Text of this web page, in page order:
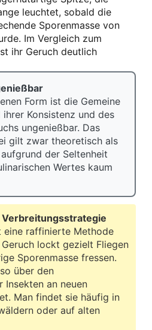
leuchtet, sobald die
Sporenmasse von
Im Vergleich zum
ihr Geruch deutlich
Form ist die Gemeine
Konsistenz und des
ungenießbar. Das
gilt zwar theoretisch als
der Seltenheit
Wertes kaum
eine raffinierte Methode
lockt gezielt Fliegen
Sporenmasse fressen.
über den
Insekten an neuen
Man findet sie häufig in
oder auf alten